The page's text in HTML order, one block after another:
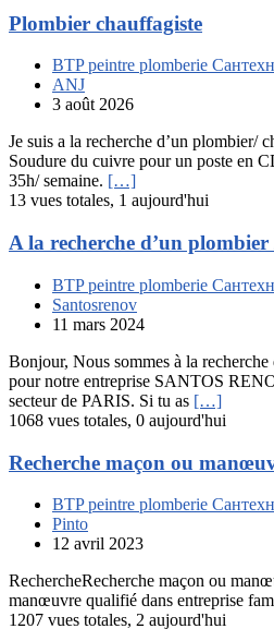
Plombier chauffagiste
BTP peintre plomberie
ANJ
3 août 2026
Je suis a la recherche d’un plombier/
Soudure du cuivre pour un poste en
35h/ semaine. […]
13 vues totales, 1 aujourd'hui
A la recherche d’un
BTP peintre plomberie
Santosrenov
11 mars 2024
Bonjour, Nous sommes à la
pour notre entreprise SANTOS
secteur de PARIS. Si tu as […]
1068 vues totales, 0 aujourd'hui
Recherche maçon ou
BTP peintre plomberie
Pinto
12 avril 2023
RechercheRecherche maçon ou
manœuvre qualifié dans entreprise
1207 vues totales, 2 aujourd'hui